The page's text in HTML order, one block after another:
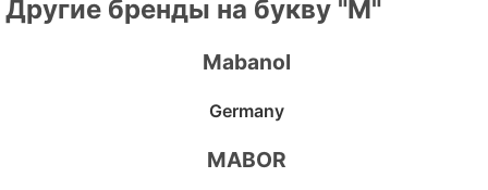
Другие бренды на букву "M"
Mabanol
Germany
MABOR